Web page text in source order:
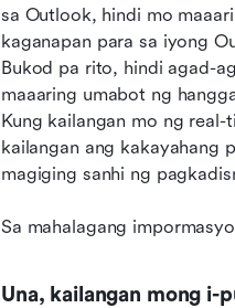
sa Outlook, hindi mo
kaganapan para sa iyong
Bukod pa rito, hindi agad-
maaaring umabot ng
Kung kailangan mo ng
kailangan ang kakayahang
magiging sanhi ng
Sa mahalagang
Una, kailangan mong i-